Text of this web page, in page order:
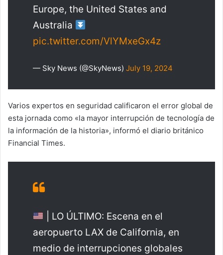
Europe, the United States and
Australia
pic.twitter.com/VlYMxeGx4z
— Sky News (@SkyNews) July 19, 2024
Varios expertos en seguridad calificaron el error global de
esta jornada como «la mayor interrupción de tecnología de
la información de la historia», informó el diario británico
Financial Times.
| LO ÚLTIMO: Escena en el
aeropuerto LAX de California, en
medio de interrupciones globales